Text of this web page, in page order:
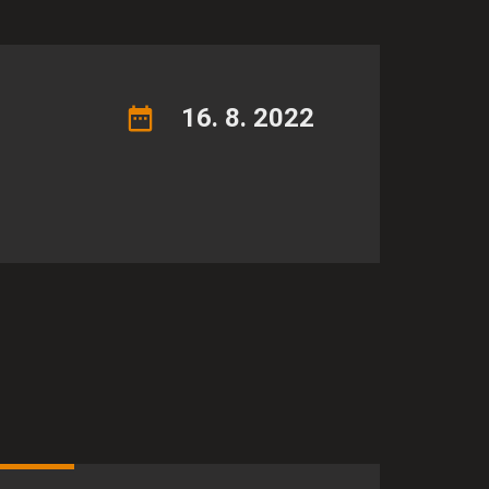
16. 8. 2022
webe môžete